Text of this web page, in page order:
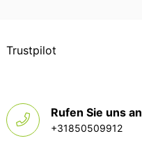
Trustpilot
Rufen Sie uns an
+31850509912